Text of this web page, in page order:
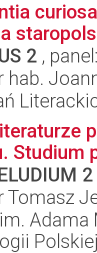
2 ,
hab.
Studium
2
Tomasz